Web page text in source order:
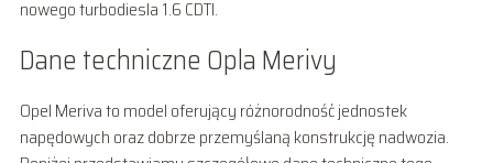
nowego turbodiesla 1.6 CDTI.
Dane techniczne Opla Merivy
Opel Meriva to model oferujący różnorodność jednostek
napędowych oraz dobrze przemyślaną konstrukcję nadwozia.